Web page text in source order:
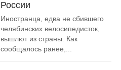
России
Иностранца, едва не сбившего
челябинских велосипедисток,
вышлют из страны. Как
сообщалось ранее,...